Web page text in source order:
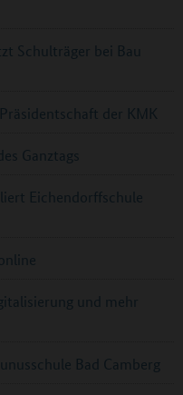
Schulträger bei Bau
der KMK
Ganztags
Eichendorffschule
und mehr
Bad Camberg